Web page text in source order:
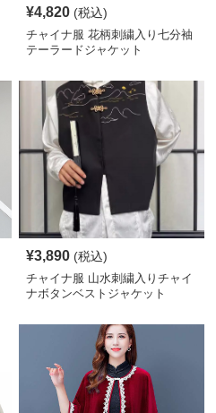
¥4,820 (税込)
チャイナ服 花柄刺繍入り七分袖
テーラードジャケット
¥3,890 (税込)
チャイナ服 山水刺繍入りチャイ
ナボタンベストジャケット